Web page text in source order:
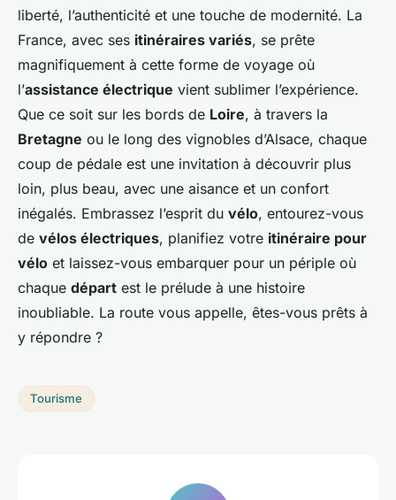
liberté, l’authenticité et une touche de modernité. La
France, avec ses itinéraires variés, se prête
magnifiquement à cette forme de voyage où
l’assistance électrique vient sublimer l’expérience.
Que ce soit sur les bords de Loire, à travers la
Bretagne ou le long des vignobles d’Alsace, chaque
coup de pédale est une invitation à découvrir plus
loin, plus beau, avec une aisance et un confort
inégalés. Embrassez l’esprit du vélo, entourez-vous
de vélos électriques, planifiez votre itinéraire pour
vélo et laissez-vous embarquer pour un périple où
chaque départ est le prélude à une histoire
inoubliable. La route vous appelle, êtes-vous prêts à
y répondre ?
Tourisme